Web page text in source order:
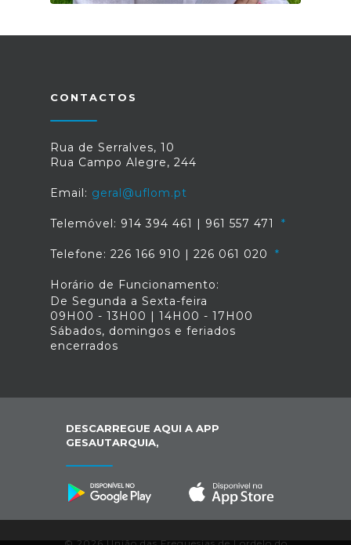
CONTACTOS
Rua de Serralves, 10
Rua Campo Alegre, 244
Email: geral@uflom.pt
Telemóvel: 914 394 461 | 961 557 471
Telefone: 226 166 910 | 226 061 020
Horário de Funcionamento:
De Segunda a Sexta-feira
09H00 - 13H00 | 14H00 - 17H00
Sábados, domingos e feriados
encerrados
DESCARREGUE AQUI A APP
GESAUTARQUIA,